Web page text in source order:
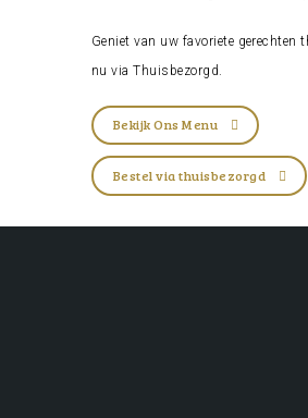
Geniet van uw favoriete gerechten
nu viaThuisbezorgd
Bekijk Ons Menu
Bestel via thuisbezorgd